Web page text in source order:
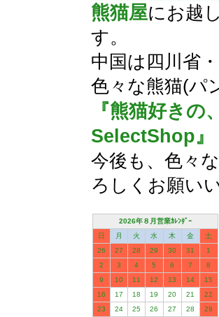
熊猫屋にお越
す。
中国は四川省
色々な熊猫(パ
『熊猫好き
SelectShop』
今後も、色々
ろしくお願い
2026年８月営業ｶﾚﾝﾀﾞｰ
日
月 火 水 木 金
土
26
27 28 29 30 31
1
2
3 4 5 6 7
8
9
10 11 12 13 14
15
16
17 18 19 20 21
22
23
24 25 26 27 28 29